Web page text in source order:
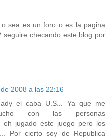
sea es un foro o es la pagina
seguire checando este blog por
2008 a las 22:16
el caba U.S... Ya que me
con las personas
eh jugado este juego pero los
Por cierto soy de Republica